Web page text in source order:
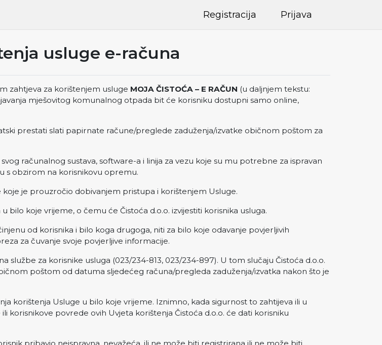
Registracija Prijava
usluge e-računa
zahtjeva za korištenjem usluge MOJA ČISTOĆA – E RAČUN (u daljnjem tekstu:
mješovitog komunalnog otpada bit će korisniku dostupni samo online,
prestati slati papirnate račune/preglede zaduženja/izvatke običnom poštom za
računalnog sustava, software-a i linija za vezu koje su mu potrebne za ispravan
s obzirom na korisnikovu opremu.
je prouzročio dobivanjem pristupa i korištenjem Usluge.
bilo koje vrijeme, o čemu će Čistoća d.o.o. izvijestiti korisnika usluga.
od korisnika i bilo koga drugoga, niti za bilo koje odavanje povjerljivih
za čuvanje svoje povjerljive informacije.
za korisnike usluga (023/234-813, 023/234-897). U tom slučaju Čistoća d.o.o.
poštom od datuma sljedećeg računa/pregleda zaduženja/izvatka nakon što je
korištenja Usluge u bilo koje vrijeme. Iznimno, kada sigurnost to zahtijeva ili u
korisnikove povrede ovih Uvjeta korištenja Čistoća d.o.o. će dati korisniku